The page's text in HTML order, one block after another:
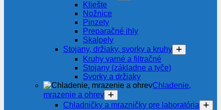
Kliešte
Nožnice
Pinzety
Preparačné ihly
Skalpely
Stojany, držiaky, svorky a kruhy
Kruhy varné a filtračné
Stojany (základne a tyče)
Svorky a držiaky
Chladenie,
mrazenie a ohrev
Chladničky a mrazničky pre laboratória